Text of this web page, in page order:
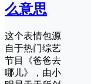
么意思
这个表情包源
自于热门综艺
节目《爸爸去
哪儿》，由小